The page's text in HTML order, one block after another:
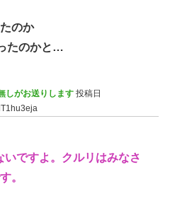
のか
たのかと…
しがお送りします 投稿日
ですよ。クルリはみなさ
。